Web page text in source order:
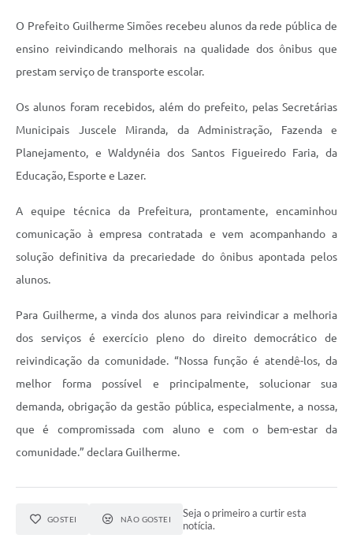
Lei Aldir Blanc
Carta de Serviços
Emissão de Contracheque
Convênios
SIC
FAQ
Links
Audiências Públicas
Galeria de Vídeos
Diário Oficial
O Prefeito Guilherme Simões recebeu alunos da rede pública de
ensino reivindicando melhorais na qualidade dos ônibus que
prestam serviço de transporte escolar.
Os alunos foram recebidos, além do prefeito, pelas Secretárias
Municipais Juscele Miranda, da Administração, Fazenda e
Planejamento, e Waldynéia dos Santos Figueiredo Faria, da
Educação, Esporte e Lazer.
A equipe técnica da Prefeitura, prontamente, encaminhou
comunicação à empresa contratada e vem acompanhando a
solução definitiva da precariedade do ônibus apontada pelos
alunos.
Para Guilherme, a vinda dos alunos para reivindicar a melhoria
dos serviços é exercício pleno do direito democrático de
reivindicação da comunidade. “Nossa função é atendê-los, da
melhor forma possível e principalmente, solucionar sua
demanda, obrigação da gestão pública, especialmente, a nossa,
que é compromissada com aluno e com o bem-estar da
comunidade.” declara Guilherme.
GOSTEI NÃO GOSTEI
Seja o primeiro a curtir esta
notícia.